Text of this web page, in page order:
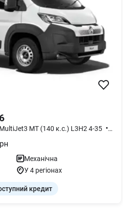
MT (140 к.с.) L3H2 4-35 •
Механічна
У 4 регіонах
кредит